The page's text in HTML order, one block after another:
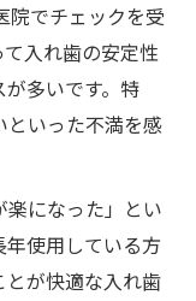
院でチェックを受
入れ歯の安定性
多いです。特
といった不満を感
楽になった」とい
使用している方
とが快適な入れ歯